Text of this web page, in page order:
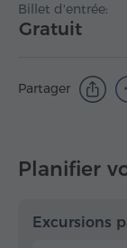
Billet d'entrée:
Gratuit
Partager
Planifier
Excursions